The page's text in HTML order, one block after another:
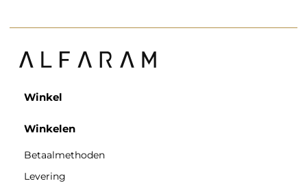
Winkel
Winkelen
Betaalmethoden
Levering